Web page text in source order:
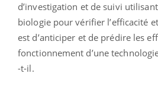
d’investigation et de suivi
biologie pour vérifier l’efficacité
est d’anticiper et de prédire les
fonctionnement d’une
-t-il.